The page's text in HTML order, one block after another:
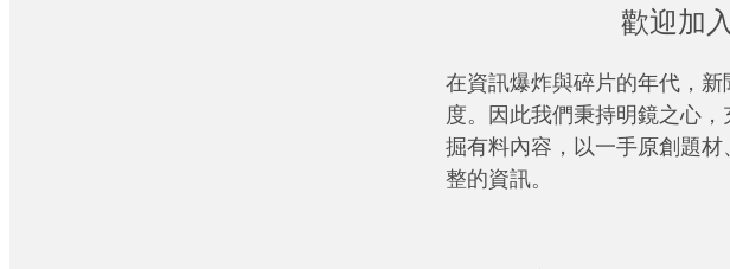
歡迎加
在資訊爆炸與碎片的年代，
度。因此我們秉持明鏡之心
掘有料內容，以一手原創題
整的資訊。